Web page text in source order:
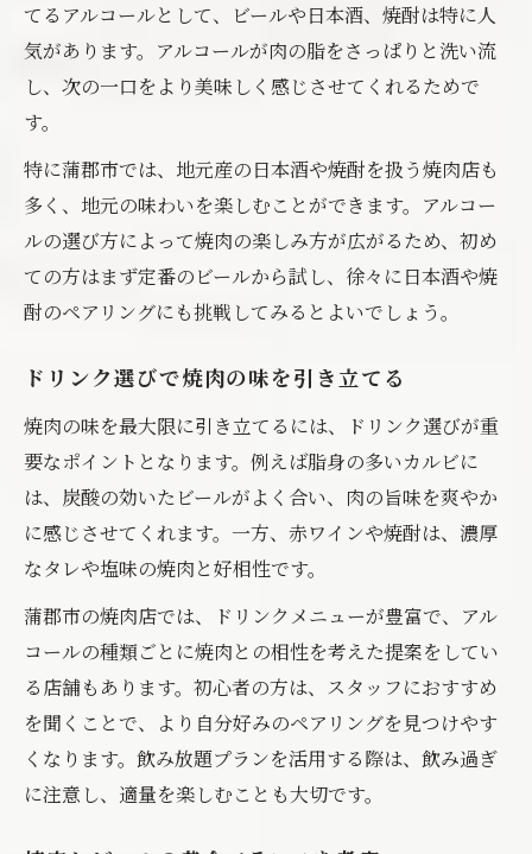
てるアルコールとして、ビールや日本酒、焼酎は特に人
気があります。アルコールが肉の脂をさっぱりと洗い流
し、次の一口をより美味しく感じさせてくれるためで
す。
特に蒲郡市では、地元産の日本酒や焼酎を扱う焼肉店も
多く、地元の味わいを楽しむことができます。アルコー
ルの選び方によって焼肉の楽しみ方が広がるため、初め
ての方はまず定番のビールから試し、徐々に日本酒や焼
酎のペアリングにも挑戦してみるとよいでしょう。
ドリンク選びで焼肉の味を引き立てる
焼肉の味を最大限に引き立てるには、ドリンク選びが重
要なポイントとなります。例えば脂身の多いカルビに
は、炭酸の効いたビールがよく合い、肉の旨味を爽やか
に感じさせてくれます。一方、赤ワインや焼酎は、濃厚
なタレや塩味の焼肉と好相性です。
蒲郡市の焼肉店では、ドリンクメニューが豊富で、アル
コールの種類ごとに焼肉との相性を考えた提案をしてい
る店舗もあります。初心者の方は、スタッフにおすすめ
を聞くことで、より自分好みのペアリングを見つけやす
くなります。飲み放題プランを活用する際は、飲み過ぎ
に注意し、適量を楽しむことも大切です。